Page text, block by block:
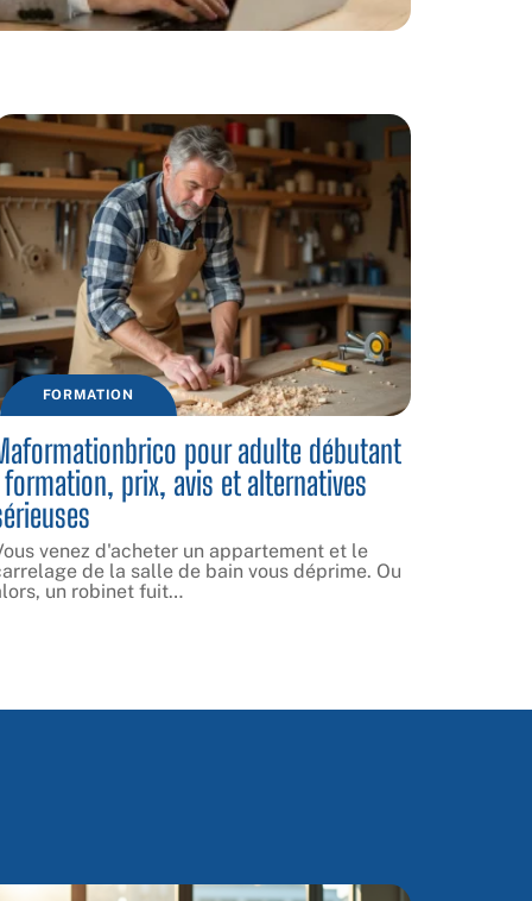
FORMATION
pour adulte débutant
prix, avis et alternatives
venez d'acheter un appartement et le
de la salle de bain vous déprime. Ou
un robinet fuit…